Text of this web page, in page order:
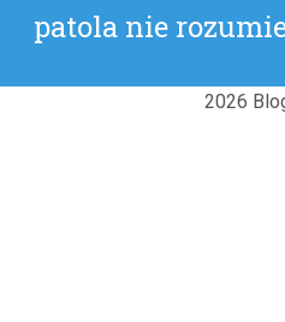
patola nie
2026